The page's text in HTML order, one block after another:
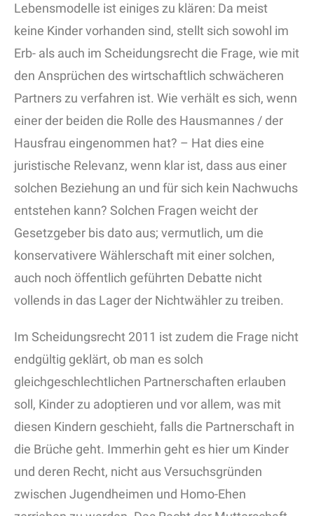
Lebensmodelle ist einiges zu klären: Da meist
keine Kinder vorhanden sind, stellt sich sowohl im
Erb- als auch im Scheidungsrecht die Frage, wie mit
den Ansprüchen des wirtschaftlich schwächeren
Partners zu verfahren ist. Wie verhält es sich, wenn
einer der beiden die Rolle des Hausmannes / der
Hausfrau eingenommen hat? – Hat dies eine
juristische Relevanz, wenn klar ist, dass aus einer
solchen Beziehung an und für sich kein Nachwuchs
entstehen kann? Solchen Fragen weicht der
Gesetzgeber bis dato aus; vermutlich, um die
konservativere Wählerschaft mit einer solchen,
auch noch öffentlich geführten Debatte nicht
vollends in das Lager der Nichtwähler zu treiben.
Im Scheidungsrecht 2011 ist zudem die Frage nicht
endgültig geklärt, ob man es solch
gleichgeschlechtlichen Partnerschaften erlauben
soll, Kinder zu adoptieren und vor allem, was mit
diesen Kindern geschieht, falls die Partnerschaft in
die Brüche geht. Immerhin geht es hier um Kinder
und deren Recht, nicht aus Versuchsgründen
zwischen Jugendheimen und Homo-Ehen